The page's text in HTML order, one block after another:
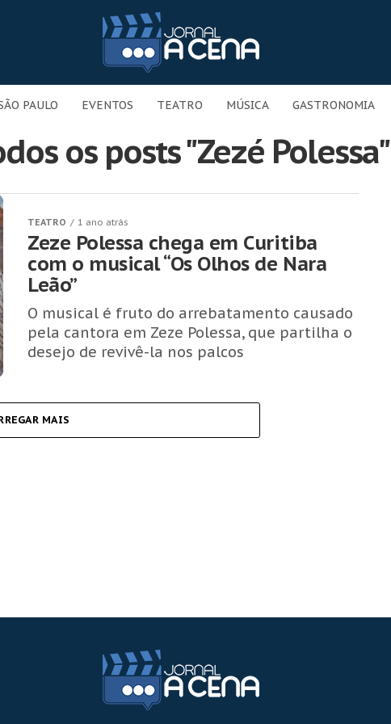
PAULO EVENTOS TEATRO MÚSICA GASTRONOMIA
os posts "Zezé Polessa"
TEATRO 1 ano atrás
Zeze Polessa chega em Curitiba
com o musical “Os Olhos de Nara
Leão”
O musical é fruto do arrebatamento causado
pela cantora em Zeze Polessa, que partilha o
desejo de revivê-la nos palcos
MAIS